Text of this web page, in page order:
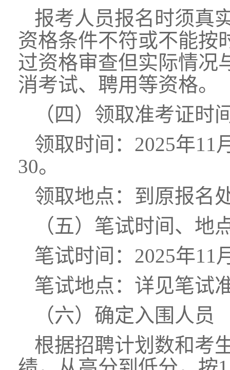
报考人员报名时须真
资格条件不符或不能按
过资格审查但实际情况
消考试、聘用等资格。
（四）领取准考证时
领取时间：2025年11
30。
领取地点：到原报名
（五）笔试时间、地
笔试时间：2025年11
笔试地点：详见笔试
（六）确定入围人员
根据招聘计划数和考